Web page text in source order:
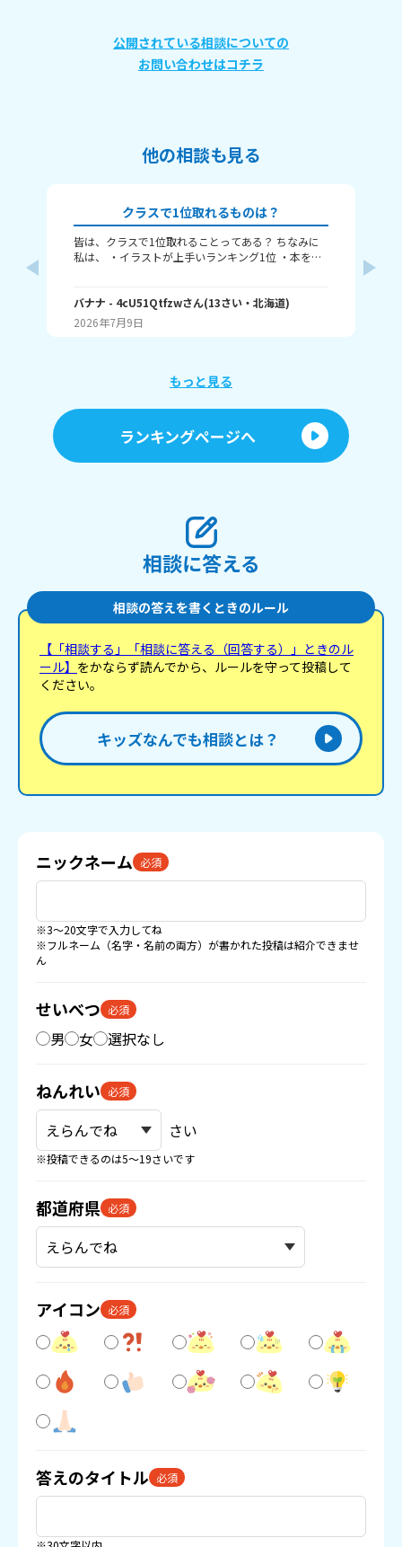
公開されている相談についての
お問い合わせはコチラ
他の相談も見る
クラスで1位取れるものは？
皆は、クラスで1位取れることってある？ ちなみに
私は、 ・イラストが上手いランキング1位 ・本を読
ングで1位取れる？ 書いてくれたら嬉しいです！ じ
ゃね。
バナナ - 4cU51Qtfzwさん(13さい・ 北海道)
2026年7月9日
もっと見る
ランキングページへ
相談に答える
相談の答えを書くときのルール
【「相談する」「相談に答える（回答する）」ときのル
ール】 をかならず読んでから、ルールを守って投稿して
ください。
キッズなんでも相談とは？
ニックネーム 必須
※3〜20文字で入力してね
※フルネーム（名字・名前の両方）が書かれた投稿は紹介できませ
ん
せいべつ 必須
男 女 選択なし
ねんれい 必須
さい
※投稿できるのは5〜19さいです
都道府県 必須
アイコン 必須
答えのタイトル 必須